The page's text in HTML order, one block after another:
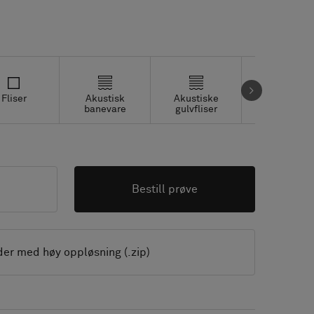
Fliser
Akustisk
banevare
Akustiske
gulvfliser
Studio fliser
Bestill prøve
med høy oppløsning (.zip)